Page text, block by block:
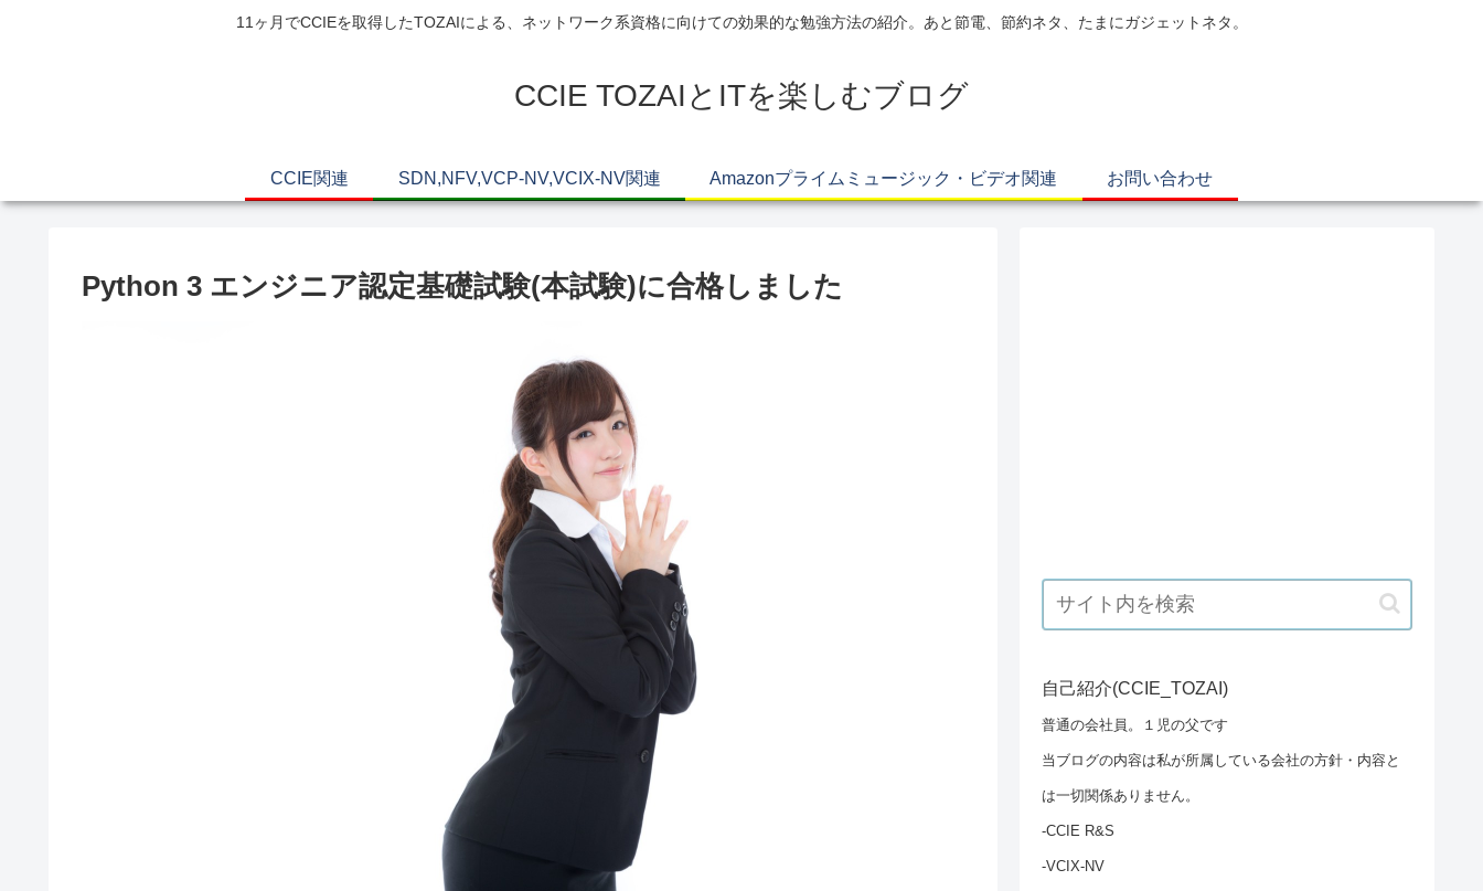
11ヶ月でCCIEを取得したTOZAIによる、ネットワーク系資格に向けての効果的な勉強方法の紹介。あと節電、節約ネタ、たまにガジェットネタ。
CCIE TOZAIとITを楽しむブログ
CCIE関連 SDN,NFV,VCP-NV,VCIX-NV関連 Amazonプライムミュージック・ビデオ関連 お問い合わせ
Python 3 エンジニア認定基礎試験(本試験)に合格しました
自己紹介(CCIE_TOZAI)
普通の会社員。１児の父です
当ブログの内容は私が所属している会社の方針・内容と
は一切関係ありません。
-CCIE R&S
-VCIX-NV